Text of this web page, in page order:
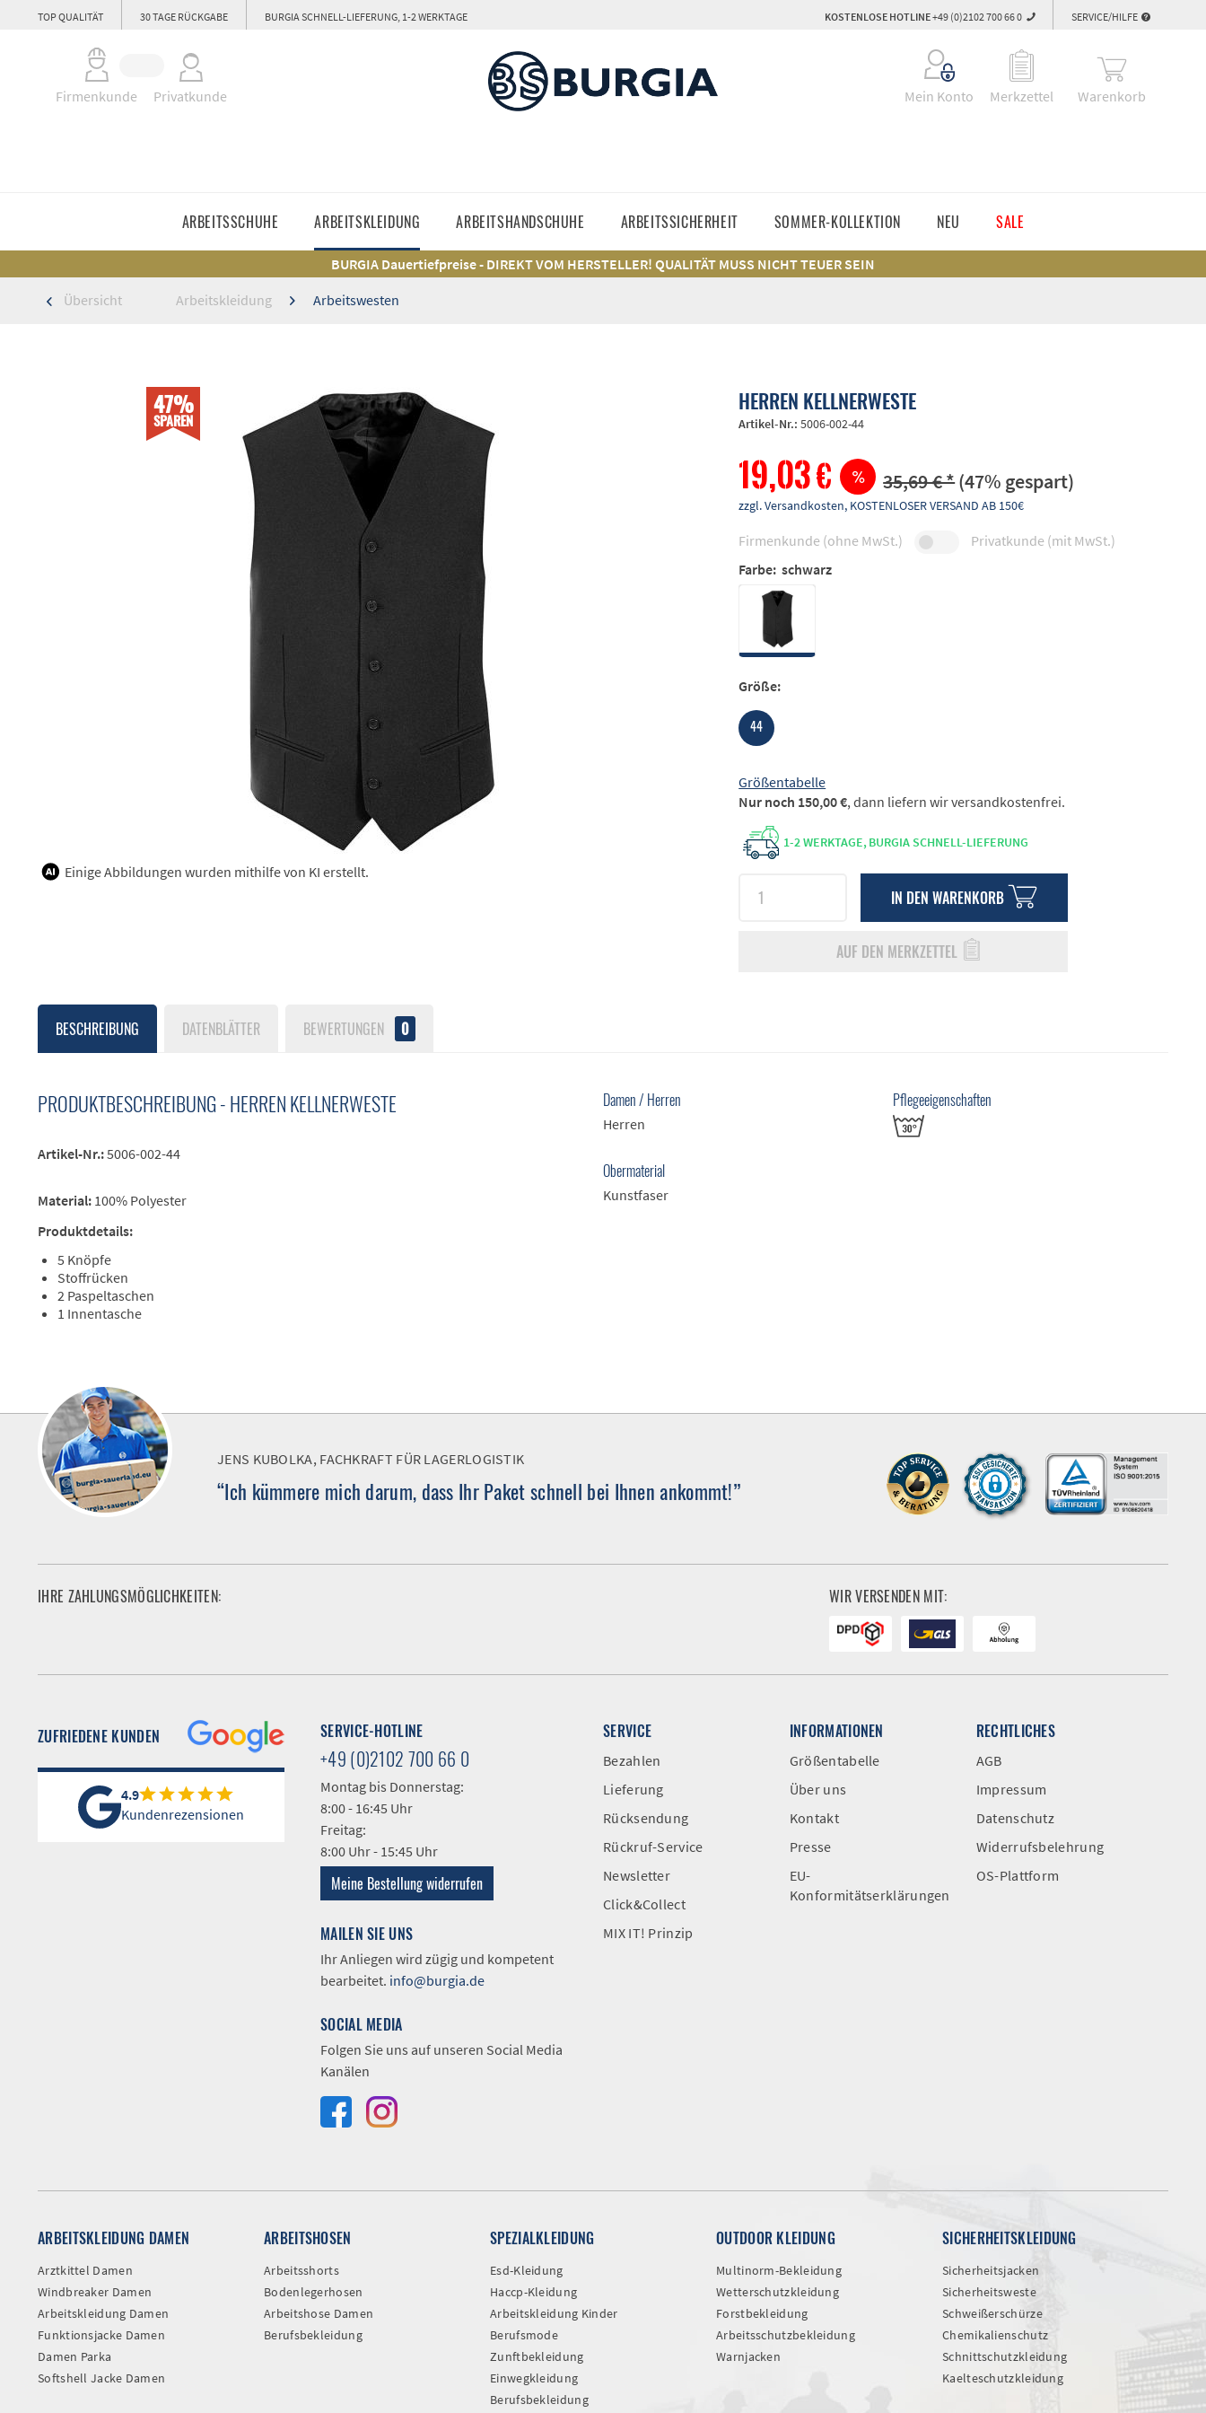
TOP QUALITÄT 30 TAGE RÜCKGABE BURGIA SCHNELL-LIEFERUNG, 1-2 WERKTAGE SERVICE/HILFE
KOSTENLOSE HOTLINE+49 (0)2102 700 66 0
Firmenkunde Privatkunde Mein Konto Merkzettel Warenkorb
ARBEITSSCHUHE ARBEITSKLEIDUNG ARBEITSHANDSCHUHE ARBEITSSICHERHEIT SOMMER-KOLLEKTION NEU SALE
BURGIA Dauertiefpreise - DIREKT VOM HERSTELLER! QUALITÄT MUSS NICHT TEUER SEIN
Übersicht
Arbeitskleidung Arbeitswesten
47%
SPAREN
Einige Abbildungen wurden mithilfe von KI erstellt.
HERREN KELLNERWESTE
Artikel-Nr.:5006-002-44
19,03 € 35,69 € *(47% gespart)
zzgl. Versandkosten, KOSTENLOSER VERSAND AB 150€
Firmenkunde (ohne MwSt.)
Privatkunde (mit MwSt.)
Farbe: schwarz
Größe:
44
Größentabelle
1-2 WERKTAGE,BURGIA SCHNELL-LIEFERUNG
IN DEN WARENKORB
AUF DEN MERKZETTEL
Nur noch 150,00 €, dann liefern wir versandkostenfrei.
BESCHREIBUNG DATENBLÄTTER BEWERTUNGEN 0
PRODUKTBESCHREIBUNG - HERREN KELLNERWESTE
Artikel-Nr.:5006-002-44
Material: 100% Polyester
Produktdetails:
5 Knöpfe
Stoffrücken
2 Paspeltaschen
1 Innentasche
Damen / Herren
Herren
Obermaterial
Kunstfaser
Pflegeeigenschaften
JENS KUBOLKA, FACHKRAFT FÜR LAGERLOGISTIK
“Ich kümmere mich darum, dass Ihr Paket schnell bei Ihnen ankommt!”
IHRE ZAHLUNGSMÖGLICHKEITEN: WIR VERSENDEN MIT:
ZUFRIEDENE KUNDEN
4.9
Kundenrezensionen
SERVICE-HOTLINE
+49 (0)2102 700 66 0
Montag bis Donnerstag:
8:00 - 16:45 Uhr
Freitag:
8:00 Uhr - 15:45 Uhr
Meine Bestellung widerrufen
MAILEN SIE UNS
Ihr Anliegen wird zügig und kompetent
bearbeitet. info@burgia.de
SOCIAL MEDIA
Folgen Sie uns auf unseren Social Media
Kanälen
SERVICE
Bezahlen
Lieferung
Rücksendung
Rückruf-Service
Newsletter
Click&Collect
MIX IT! Prinzip
INFORMATIONEN
Größentabelle
Über uns
Kontakt
Presse
EU-
Konformitätserklärungen
RECHTLICHES
AGB
Impressum
Datenschutz
Widerrufsbelehrung
OS-Plattform
ARBEITSKLEIDUNG DAMEN
Arztkittel Damen
Windbreaker Damen
Arbeitskleidung Damen
Funktionsjacke Damen
Damen Parka
Softshell Jacke Damen
ARBEITSHOSEN
Arbeitsshorts
Bodenlegerhosen
Arbeitshose Damen
Berufsbekleidung
SPEZIALKLEIDUNG
Esd-Kleidung
Haccp-Kleidung
Arbeitskleidung Kinder
Berufsmode
Zunftbekleidung
Einwegkleidung
Berufsbekleidung
OUTDOOR KLEIDUNG
Multinorm-Bekleidung
Wetterschutzkleidung
Forstbekleidung
Arbeitsschutzbekleidung
Warnjacken
SICHERHEITSKLEIDUNG
Sicherheitsjacken
Sicherheitsweste
Schweißerschürze
Chemikalienschutz
Schnittschutzkleidung
Kaelteschutzkleidung